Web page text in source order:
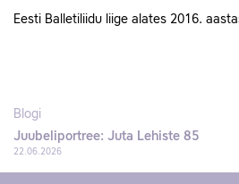
Eesti Balletiliidu liige alates 2016.
Blogi
Juubeliportree: Juta Lehiste 85
22.06.2026